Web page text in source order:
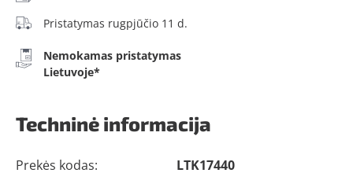
Pristatymas rugpjūčio 11 d.
Nemokamas pristatymas
Lietuvoje*
Techninė informacija
Prekės kodas:
LTK17440